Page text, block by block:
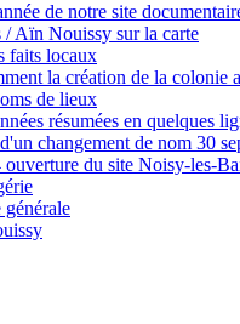
de notre site
Aïn Nouissy sur la carte
faits locaux
la création de la
de lieux
résumées en quelques
changement de nom 30
ouverture du site Noisy-les-